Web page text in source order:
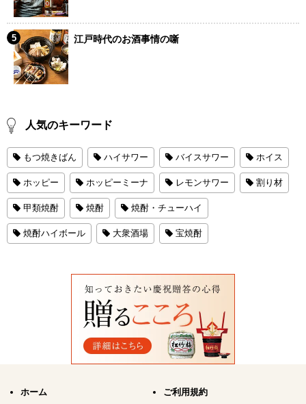
江戸時代のお酒事情の噺
人気のキーワード
もつ焼きばん ハイサワー バイスサワー ホイス
ホッピー ホッピーミーナ レモンサワー 割り材
甲類焼酎 焼酎 焼酎・チューハイ
焼酎ハイボール 大衆酒場 宝焼酎
ホーム ご利用規約